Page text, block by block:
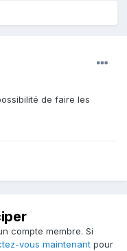
de faire les
compte membre. Si
vous maintenant pour